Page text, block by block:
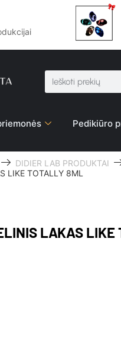
Pedikiūro
DIDIER LAB PRODUKTAI
LIKE TOTALLY 8ML
LAKAS LIKE